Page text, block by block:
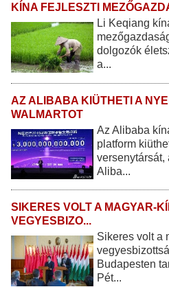
KÍNA FEJLESZTI
Li Keqiang
dolgozók
a...
AZ ALIBABA KIÜTHETI A
WALMARTOT
Az Alibaba
platform
versenytársát,
Aliba...
SIKERES VOLT A MAGYAR-
VEGYESBIZO...
Sikeres volt a
Budapesten
Pét...